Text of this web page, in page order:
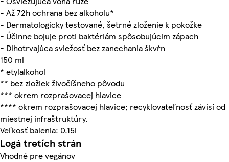
- Až 72h ochrana bez alkoholu*
- Dermatologicky testované, šetrné zloženie k pokožke
- Účinne bojuje proti baktériám spôsobujúcim zápach
- Dlhotrvajúca sviežosť bez zanechania škvŕn
150 ml
* etylalkohol
** bez zložiek živočíšneho pôvodu
*** okrem rozprašovacej hlavice
**** okrem rozprašovacej hlavice; recyklovateľnosť závisí od
miestnej infraštruktúry.
Veľkosť balenia: 0.15l
Logá tretích strán
Vhodné pre vegánov